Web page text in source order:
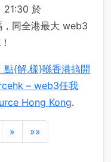
21:30 於
同全港最大 web3
{解,樣}喺香港搞開
– web3任我
Hong Kong.
» »»